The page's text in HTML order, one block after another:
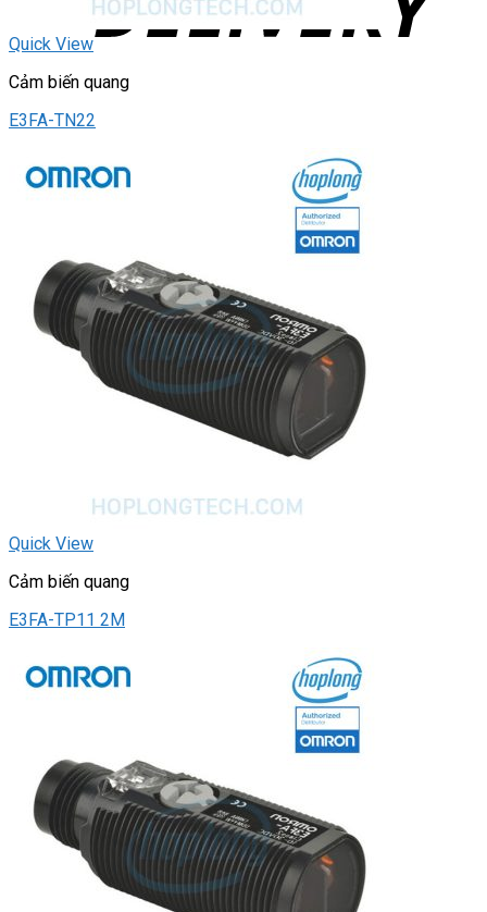
Quick View
Cảm biến quang
E3FA-TN22
Quick View
Cảm biến quang
E3FA-TP11 2M